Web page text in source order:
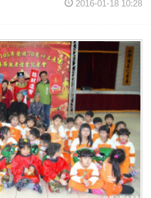
2016-01-18 10:28